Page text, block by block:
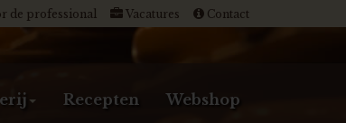
de professional Vacatures Contact
Webshop
Recepten